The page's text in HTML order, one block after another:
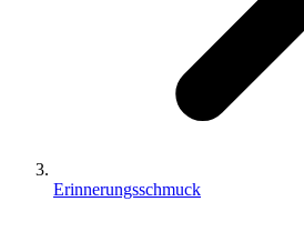
Erinnerungsschmuck